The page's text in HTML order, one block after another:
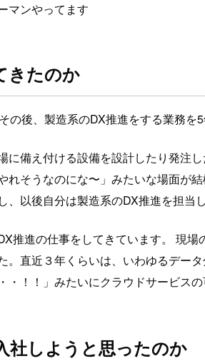
マンやってます
きたのか
後、製造系のDX推進をする業務を5
に備え付ける設備を設計したり発注
れそうなのにな〜」みたいな場面が
以後自分は製造系のDX推進を担当し
推進の仕事をしてきています。 現
。直近３年くらいは、いわゆるデー
！！」みたいにクラウドサービス
社しようと思ったのか